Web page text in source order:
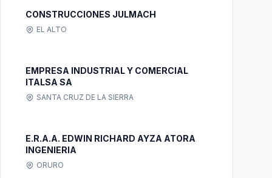
CONSTRUCCIONES JULMACH
EL ALTO
EMPRESA INDUSTRIAL Y COMERCIAL
ITALSA SA
SANTA CRUZ DE LA SIERRA
E.R.A.A. EDWIN RICHARD AYZA ATORA
INGENIERIA
ORURO